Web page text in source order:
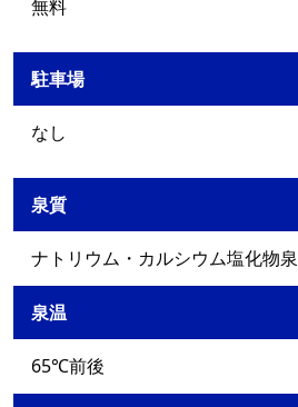
無料
駐車場
なし
泉質
ナトリウム・カルシウム塩化物泉
泉温
65℃前後